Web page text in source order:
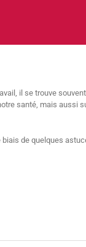
il se trouve
santé, mais aussi
de quelques